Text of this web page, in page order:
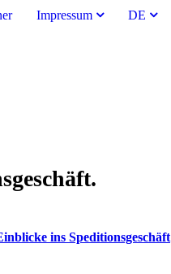
Impressum DE
ins Speditionsgeschäft